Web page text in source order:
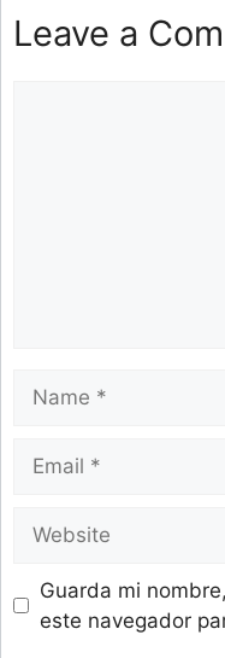
Leave a
Guarda mi
este navegador